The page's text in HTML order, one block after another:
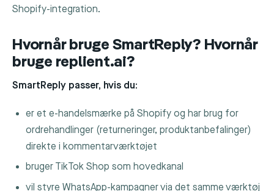
Shopify-integration.
Hvornår bruge SmartReply? Hvornår
bruge replient.ai?
SmartReply passer, hvis du:
er et e-handelsmærke på Shopify og har brug for
ordrehandlinger (returneringer, produktanbefalinger)
direkte i kommentarværktøjet
bruger TikTok Shop som hovedkanal
vil styre WhatsApp-kampagner via det samme værktøj